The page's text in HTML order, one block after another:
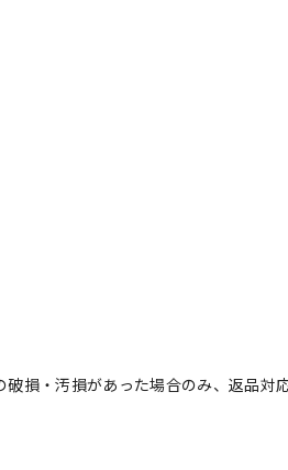
損・汚損があった場合のみ、返品対